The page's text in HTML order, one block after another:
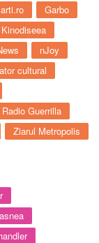
Garbo
Kinodiseea
nJoy
cultural
Radio Guerrilla
Ziarul Metropolis